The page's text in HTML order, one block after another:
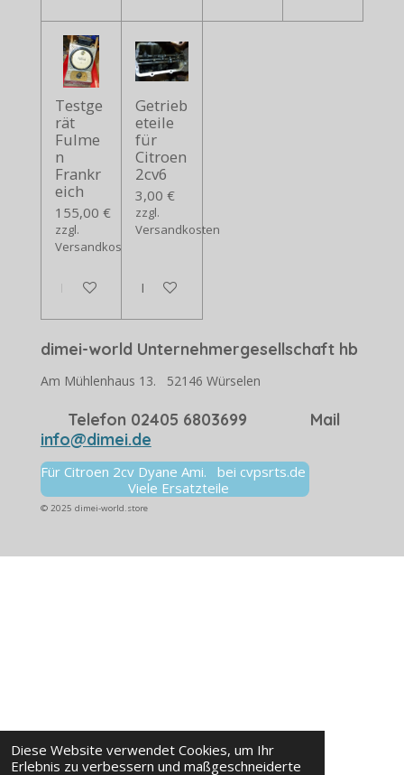
Diese Website verwendet Cookies, um Ihr
Erlebnis zu verbessern und maßgeschneiderte
Testge
rät
Fulme
n
Frankr
eich
155,00 €
zzgl.
Versandkosten
In den Warenkorb
Getrieb
eteile
für
Citroen
2cv6
3,00 €
zzgl.
Versandkosten
In den Warenkorb
dimei-world Unternehmergesellschaft hb
Am Mühlenhaus 13. 52146 Würselen
Telefon 02405 6803699 Mail
info@dimei.de
Für Citroen 2cv Dyane Ami. bei cvpsrts.de
Viele Ersatzteile
© 2025 dimei-world.store